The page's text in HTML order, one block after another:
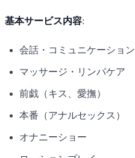
基本サービス内容:
会話・コミュニケーション
マッサージ・リンパケア
前戯（キス、愛撫）
本番（アナルセックス）
オナニーショー